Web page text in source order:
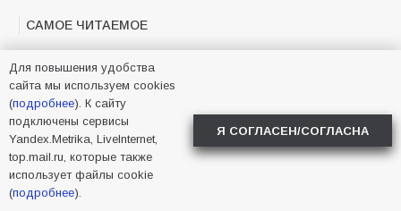
САМОЕ ЧИТАЕМОЕ
Батайчане привезли 20 наград с областных
соревнований
181 06.08.2026
Батайские школьники стали частью
образовательного кластера
Для повышения удобства
сайта мы используем cookies
(подробнее). К сайту
подключены сервисы
Yandex.Metrika, LiveInternet,
top.mail.ru, которые также
использует файлы cookie
(подробнее).
Я СОГЛАСЕН/СОГЛАСНА